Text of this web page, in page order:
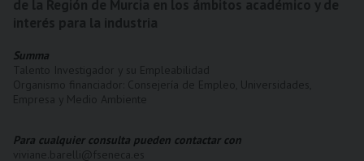
Summa
Para cualquier consulta pueden contactar con